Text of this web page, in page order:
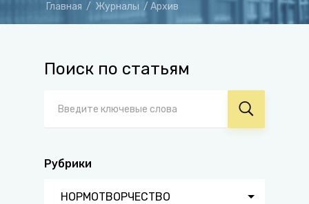
Главная / Журналы / Архив
Поиск по статьям
Рубрики
НОРМОТВОРЧЕСТВО